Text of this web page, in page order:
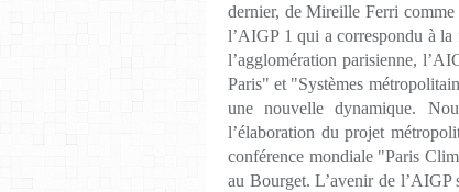
dernier, de Mireille Ferri comme
l’AIGP 1 qui a correspondu à
l’agglomération parisienne,
Paris" et "Systèmes
une nouvelle dynamique.
l’élaboration du projet
conférence mondiale "Paris
au Bourget. L’avenir de l’AIGP